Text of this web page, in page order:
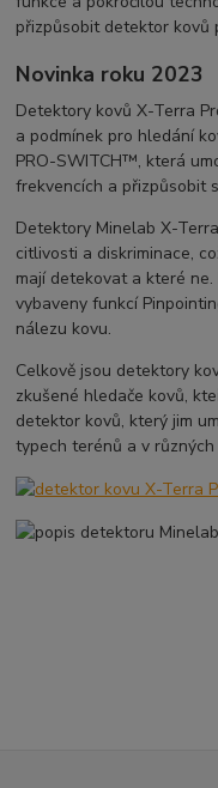
přizpůsobit detektor kovů
Novinka roku 2023
Detektory kovů X-Terra
a podmínek pro hledání
PRO-SWITCH™, která
frekvencích a přizpůsobit
Detektory Minelab X-
citlivosti a diskriminace,
mají detekovat a které
vybaveny funkcí
nálezu kovu.
Celkově jsou detektory
zkušené hledače kovů,
detektor kovů, který jim
typech terénů a v různých